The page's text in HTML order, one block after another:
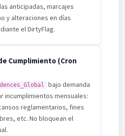
anticipadas, marcajes
y alteraciones en días
el DirtyFlag.
Cumplimiento (Cron
bajo demanda
incumplimientos mensuales:
reglamentarios, fines
etc. No bloquean el